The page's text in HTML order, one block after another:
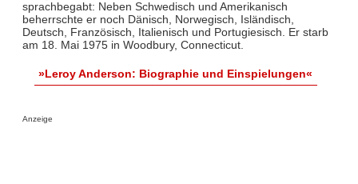
sprachbegabt: Neben Schwedisch und Amerikanisch
beherrschte er noch Dänisch, Norwegisch, Isländisch,
Deutsch, Französisch, Italienisch und Portugiesisch. Er starb
am 18. Mai 1975 in Woodbury, Connecticut.
»Leroy Anderson: Biographie und Einspielungen«
Anzeige